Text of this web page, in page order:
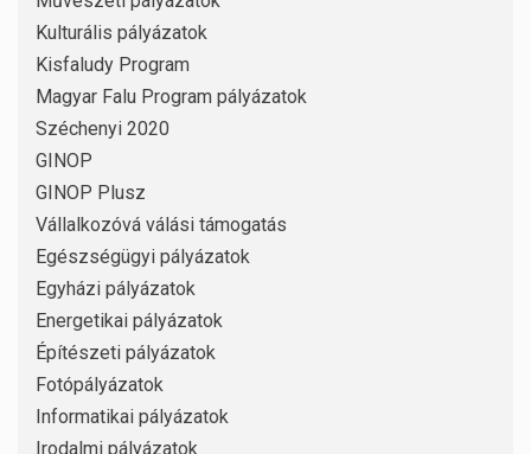
Kulturális pályázatok
Kisfaludy Program
Magyar Falu Program pályázatok
Széchenyi 2020
GINOP
GINOP Plusz
Vállalkozóvá válási támogatás
Egészségügyi pályázatok
Egyházi pályázatok
Energetikai pályázatok
Építészeti pályázatok
Fotópályázatok
Informatikai pályázatok
Irodalmi pályázatok